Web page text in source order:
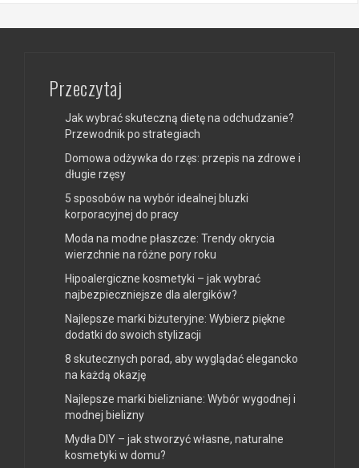
Przeczytaj
Jak wybrać skuteczną dietę na odchudzanie?
Przewodnik po strategiach
Domowa odżywka do rzęs: przepis na zdrowe i
długie rzęsy
5 sposobów na wybór idealnej bluzki
korporacyjnej do pracy
Moda na modne płaszcze: Trendy okrycia
wierzchnie na różne pory roku
Hipoalergiczne kosmetyki – jak wybrać
najbezpieczniejsze dla alergików?
Najlepsze marki biżuteryjne: Wybierz piękne
dodatki do swoich stylizacji
8 skutecznych porad, aby wyglądać elegancko
na każdą okazję
Najlepsze marki bielizniane: Wybór wygodnej i
modnej bielizny
Mydła DIY – jak stworzyć własne, naturalne
kosmetyki w domu?